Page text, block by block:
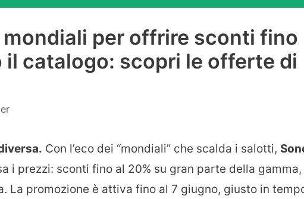
per offrire sconti fino
il catalogo: scopri le offerte di
Con l’eco dei “mondiali” che scalda i salotti,
i prezzi: sconti fino al 20% su gran parte della gamma,
La promozione è attiva fino al 7 giugno, giusto in